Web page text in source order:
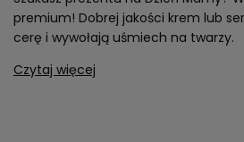
premium! Dobrej jakości krem lub
cerę i wywołają uśmiech na twarzy.
Czytaj więcej